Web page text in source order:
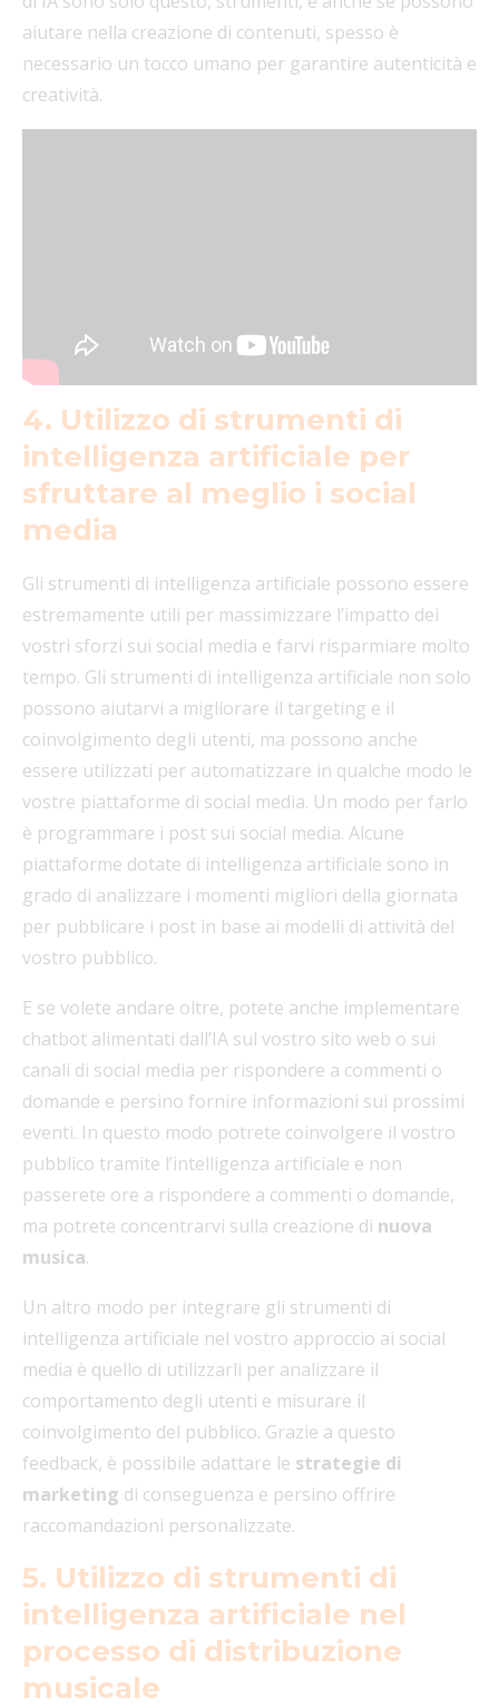
aiutare nella creazione di contenuti, spesso è
necessario un tocco umano per garantire autenticità e
creatività.
4. Utilizzo di strumenti di
intelligenza artificiale per
sfruttare al meglio i social
media
Gli strumenti di intelligenza artificiale possono essere
estremamente utili per massimizzare l’impatto dei
vostri sforzi sui social media e farvi risparmiare molto
tempo. Gli strumenti di intelligenza artificiale non solo
possono aiutarvi a migliorare il targeting e il
coinvolgimento degli utenti, ma possono anche
essere utilizzati per automatizzare in qualche modo le
vostre piattaforme di social media. Un modo per farlo
è programmare i post sui social media. Alcune
piattaforme dotate di intelligenza artificiale sono in
grado di analizzare i momenti migliori della giornata
per pubblicare i post in base ai modelli di attività del
vostro pubblico.
E se volete andare oltre, potete anche implementare
chatbot alimentati dall’IA sul vostro sito web o sui
canali di social media per rispondere a commenti o
domande e persino fornire informazioni sui prossimi
eventi. In questo modo potrete coinvolgere il vostro
pubblico tramite l’intelligenza artificiale e non
passerete ore a rispondere a commenti o domande,
ma potrete concentrarvi sulla creazione di nuova
musica.
Un altro modo per integrare gli strumenti di
intelligenza artificiale nel vostro approccio ai social
media è quello di utilizzarli per analizzare il
comportamento degli utenti e misurare il
coinvolgimento del pubblico. Grazie a questo
feedback, è possibile adattare le strategie di
marketing di conseguenza e persino offrire
raccomandazioni personalizzate.
5. Utilizzo di strumenti di
intelligenza artificiale nel
processo di distribuzione
musicale